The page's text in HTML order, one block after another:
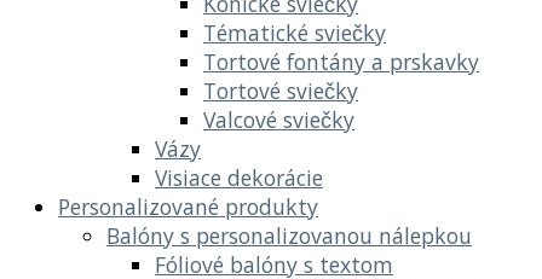
Tématické sviečky
Tortové fontány a prskavky
Tortové sviečky
Valcové sviečky
Vázy
Visiace dekorácie
Personalizované produkty
Balóny s personalizovanou nálepkou
Fóliové balóny s textom